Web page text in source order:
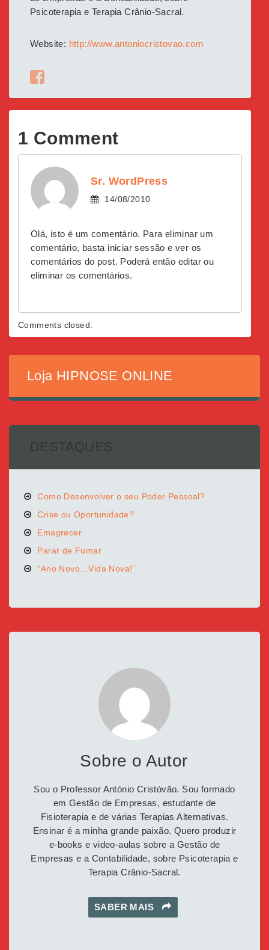
Psicoterapia e Terapia Crânio-Sacral.
Website: http://www.antoniocristovao.com
1 Comment
Sr. WordPress
14/08/2010
Olá, isto é um comentário. Para eliminar um
comentário, basta iniciar sessão e ver os
comentários do post. Poderá então editar ou
eliminar os comentários.
Comments closed.
Loja HIPNOSE ONLINE
DESTAQUES
Como Desenvolver o seu Poder Pessoal?
Crise ou Oportunidade?
Emagrecer
Parar de Fumar
“Ano Novo…Vida Nova!”
Sobre o Autor
Sou o Professor António Cristóvão. Sou formado
em Gestão de Empresas, estudante de
Fisioterapia e de várias Terapias Alternativas.
Ensinar é a minha grande paixão. Quero produzir
e-books e video-aulas sobre a Gestão de
Empresas e a Contabilidade, sobre Psicoterapia e
Terapia Crânio-Sacral.
SABER MAIS